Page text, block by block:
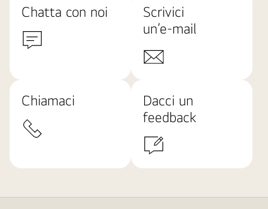
Chatta con noi
Scrivici
un’e-mail
Chiamaci
Dacci un
feedback